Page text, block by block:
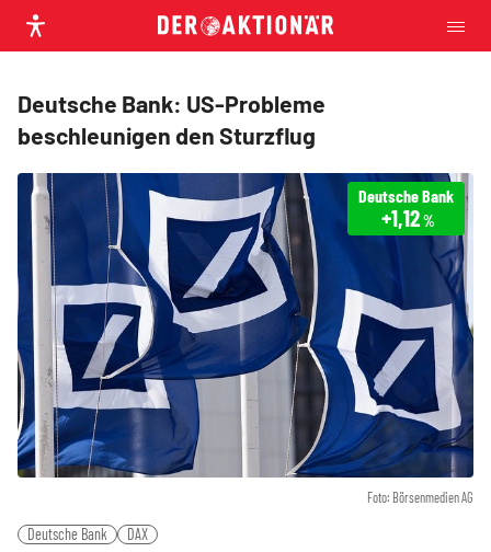
Deutsche Bank: US-Probleme
beschleunigen den Sturzflug
Foto: Börsenmedien AG
Deutsche Bank
+1,12%
Deutsche Bank DAX